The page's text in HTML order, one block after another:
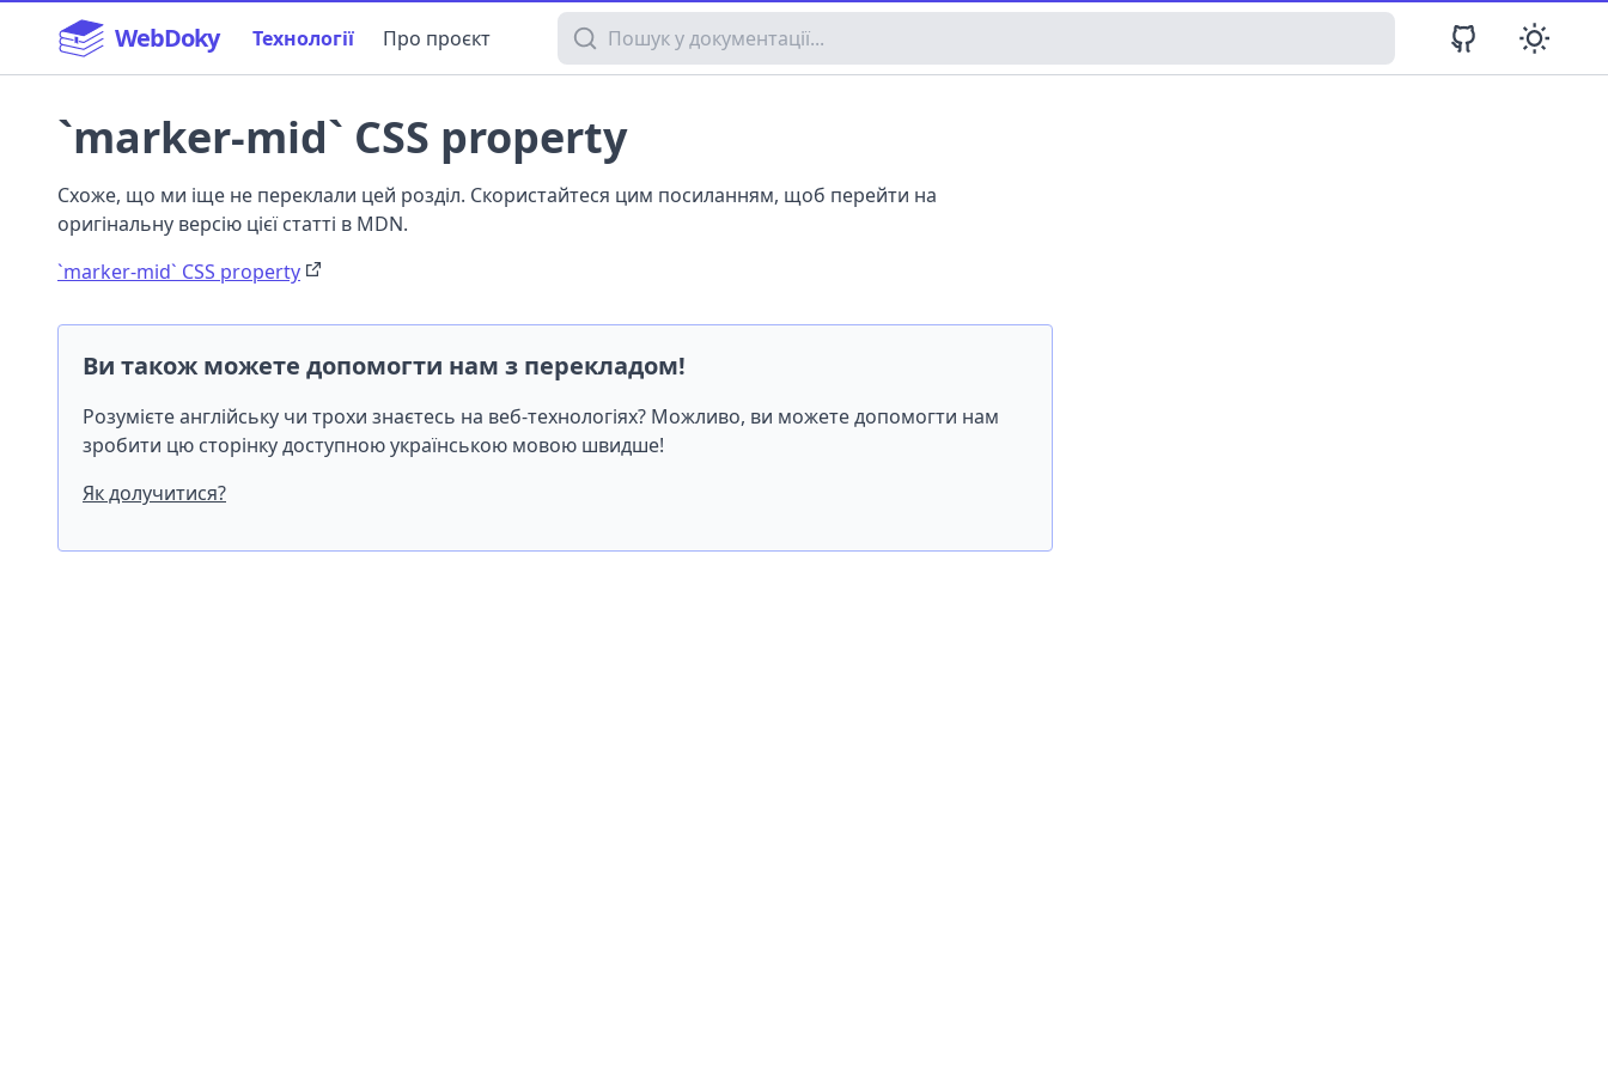
WebDoky Технології Про проєкт Пошук у документації
`marker-mid` CSS property
Схоже, що ми іще не переклали цей розділ. Скористайтеся цим посиланням, щоб перейти на
оригінальну версію цієї статті в MDN.
`marker-mid` CSS property
Ви також можете допомогти нам з перекладом!
Розумієте англійську чи трохи знаєтесь на веб-технологіях? Можливо, ви можете допомогти нам
зробити цю сторінку доступною українською мовою швидше!
Як долучитися?